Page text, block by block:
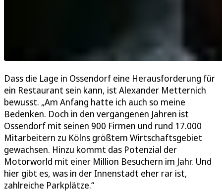
Dass die Lage in Ossendorf eine Herausforderung für
ein Restaurant sein kann, ist Alexander Metternich
bewusst. „Am Anfang hatte ich auch so meine
Bedenken. Doch in den vergangenen Jahren ist
Ossendorf mit seinen 900 Firmen und rund 17.000
Mitarbeitern zu Kölns größtem Wirtschaftsgebiet
gewachsen. Hinzu kommt das Potenzial der
Motorworld mit einer Million Besuchern im Jahr. Und
hier gibt es, was in der Innenstadt eher rar ist,
zahlreiche Parkplätze.“